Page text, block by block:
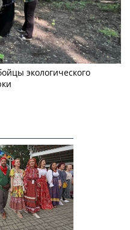
экологического